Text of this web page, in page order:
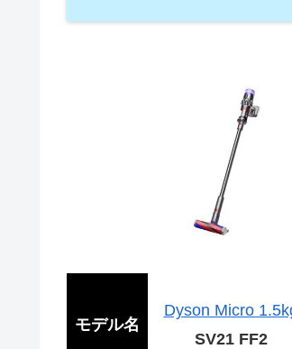
モデル名
Dyson Micro
SV21 FF2